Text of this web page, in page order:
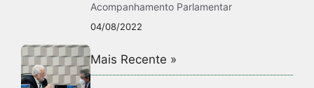
Acompanhamento Parlamentar
04/08/2022
Mais Recente »